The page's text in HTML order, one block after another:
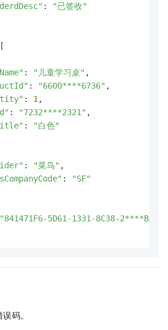
:
"已签收"
: "儿童学习桌" ,
: "6600****6736" ,
: 1 ,
: "7232****2321" ,
:
"白色"
: "菜鸟" ,
:
"SF"
"841471F6-5D61-1331-8C38-2****B55"
码。